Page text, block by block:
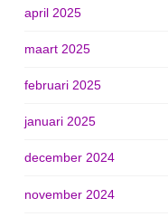
april 2025
maart 2025
februari 2025
januari 2025
december 2024
november 2024